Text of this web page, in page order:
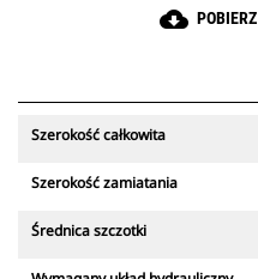
cloud_download POBIERZ
Szerokość całkowita
Szerokość zamiatania
Średnica szczotki